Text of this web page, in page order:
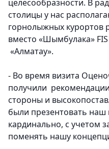
целесообразности. В
столицы у нас
горнолыжных курортов
вместо «Шымбулака»
«Алматау».
- Во время визита
получили
стороны и
были презентовать наш
кардинально, с учетом
поменять нашу